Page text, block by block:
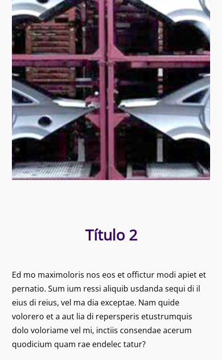
Título 2
Ed mo maximoloris nos eos et offictur modi apiet et
pernatio. Sum ium ressi aliquib usdanda sequi di il
eius di reius, vel ma dia exceptae. Nam quide
volorero et a aut lia di repersperis etustrumquis
dolo voloriame vel mi, inctiis consendae acerum
quodicium quam rae endelec tatur?